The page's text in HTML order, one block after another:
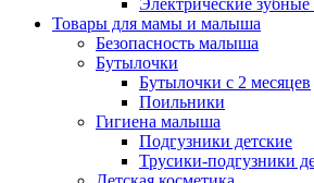
Электрические
Товары для мамы и малыша
Безопасность малыша
Бутылочки
Бутылочки с 2 месяцев
Поильники
Гигиена малыша
Подгузники детские
Трусики-подгузники